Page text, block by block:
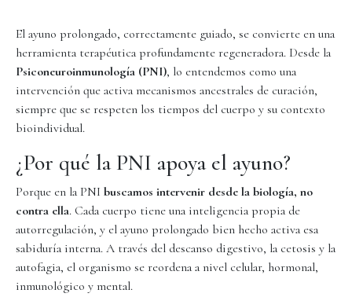
El ayuno prolongado, correctamente guiado, se convierte en una
herramienta terapéutica profundamente regeneradora. Desde la
Psiconeuroinmunología (PNI), lo entendemos como una
intervención que activa mecanismos ancestrales de curación,
siempre que se respeten los tiempos del cuerpo y su contexto
bioindividual.
¿Por qué la PNI apoya el ayuno?
Porque en la PNI buscamos intervenir desde la biología, no
contra ella. Cada cuerpo tiene una inteligencia propia de
autorregulación, y el ayuno prolongado bien hecho activa esa
sabiduría interna. A través del descanso digestivo, la cetosis y la
autofagia, el organismo se reordena a nivel celular, hormonal,
inmunológico y mental.